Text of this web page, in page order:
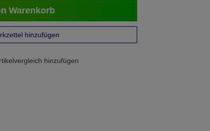
Warenkorb
hinzufügen
hinzufügen